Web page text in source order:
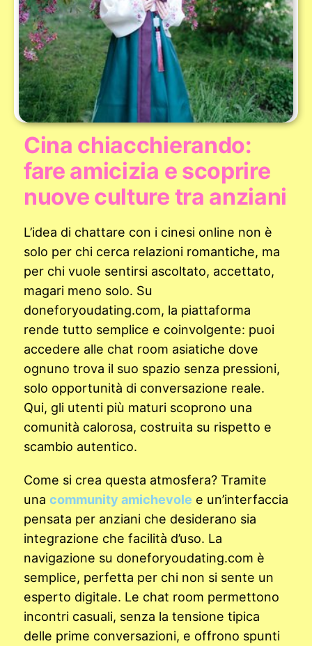
Cina chiacchierando:
fare amicizia e scoprire
nuove culture tra anziani
L’idea di chattare con i cinesi online non è
solo per chi cerca relazioni romantiche, ma
per chi vuole sentirsi ascoltato, accettato,
magari meno solo. Su
doneforyoudating.com, la piattaforma
rende tutto semplice e coinvolgente: puoi
accedere alle chat room asiatiche dove
ognuno trova il suo spazio senza pressioni,
solo opportunità di conversazione reale.
Qui, gli utenti più maturi scoprono una
comunità calorosa, costruita su rispetto e
scambio autentico.
Come si crea questa atmosfera? Tramite
una community amichevole e un’interfaccia
pensata per anziani che desiderano sia
integrazione che facilità d’uso. La
navigazione su doneforyoudating.com è
semplice, perfetta per chi non si sente un
esperto digitale. Le chat room permettono
incontri casuali, senza la tensione tipica
delle prime conversazioni, e offrono spunti